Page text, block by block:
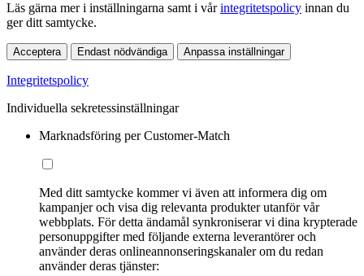
Läs gärna mer i inställningarna samt i vårintegritetspolicy innan du
ger ditt samtycke.
Acceptera Endast nödvändiga Anpassa inställningar
Integritetspolicy
Individuella sekretessinställningar
Marknadsföring per Customer-Match
Med ditt samtycke kommer vi även att informera dig om
kampanjer och visa dig relevanta produkter utanför vår
webbplats. För detta ändamål synkroniserar vi dina krypterade
personuppgifter med följande externa leverantörer och
använder deras onlineannonseringskanaler om du redan
använder deras tjänster: